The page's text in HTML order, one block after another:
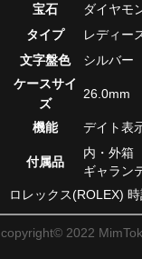
宝石
ダイヤモ
タイプ
レディー
文字盤色
シルバー
ケースサイ
ズ
26.0mm
機能 デイト表
付属品
内・外箱
ギャラン
ロレックス(ROLEX)
copyright© 2022